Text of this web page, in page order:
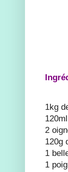
1kg
2
120g
1
1